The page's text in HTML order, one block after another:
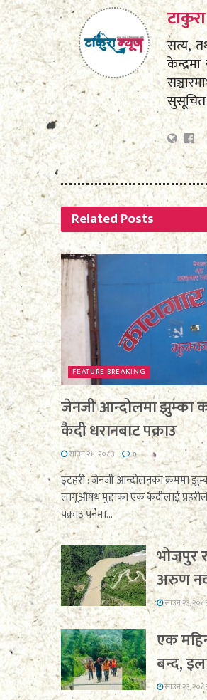
सत्य,
सुसूचित
RelatedPosts
FEATURE BREAKING
जेनजी आन्दोलमा झुम्का
कैदी धरानबाट पक्राउ
साउन २४, २०८३ 0
इटहरी : जेनजी आन्दोलनका क्रममा
लागूऔषध मुद्दाका एक कैदीलाई
पक्राउ पर्नेमा...
भोजपुर
अरुण
साउन २३,
एक
बन्द,
साउन २३,